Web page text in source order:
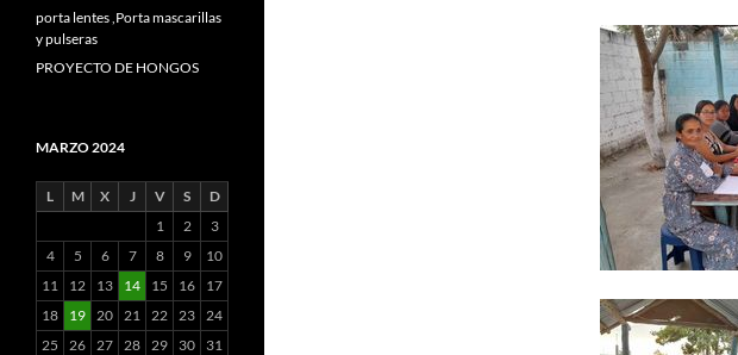
porta lentes,Porta mascarillas
y pulseras
PROYECTO DE HONGOS
MARZO 2024
L M X J V S
D
1
2
3
4
5 6 7 8 9
10
11
12 13 14 15 16
17
18
19 20 21 22 23 24
25
26 27 28 29 30
31